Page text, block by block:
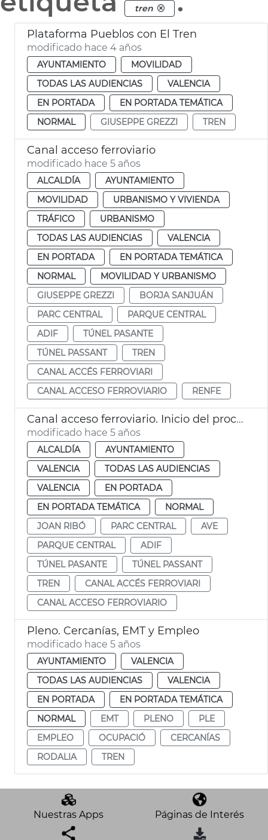
tren
Plataforma Pueblos con El Tren
modificado hace 4 años
AYUNTAMIENTO
MOVILIDAD
TODAS LAS AUDIENCIAS
VALENCIA
EN PORTADA
EN PORTADA TEMÁTICA
NORMAL
GIUSEPPE GREZZI TREN
Canal acceso ferroviario
modificado hace 5 años
ALCALDÍA
AYUNTAMIENTO
MOVILIDAD
URBANISMO Y VIVIENDA
TRÁFICO
URBANISMO
TODAS LAS AUDIENCIAS
VALENCIA
EN PORTADA
EN PORTADA TEMÁTICA
NORMAL
MOVILIDAD Y URBANISMO
GIUSEPPE GREZZI
BORJA SANJUÁN
PARC CENTRAL
PARQUE CENTRAL
ADIF
TÚNEL PASANTE
TÚNEL PASSANT
TREN
CANAL ACCÉS FERROVIARI
CANAL ACCESO FERROVIARIO
RENFE
Canal acceso ferroviario. Inicio del proceso
modificado hace 5 años
ALCALDÍA
AYUNTAMIENTO
VALENCIA
TODAS LAS AUDIENCIAS
VALENCIA
EN PORTADA
EN PORTADA TEMÁTICA
NORMAL
JOAN RIBÓ
PARC CENTRAL
AVE
PARQUE CENTRAL
ADIF
TÚNEL PASANTE
TÚNEL PASSANT
TREN
CANAL ACCÉS FERROVIARI
CANAL ACCESO FERROVIARIO
Pleno. Cercanías, EMT y Empleo
modificado hace 5 años
AYUNTAMIENTO
VALENCIA
TODAS LAS AUDIENCIAS
VALENCIA
EN PORTADA
EN PORTADA TEMÁTICA
NORMAL
EMT PLENO
PLE
EMPLEO
OCUPACIÓ
CERCANÍAS
RODALIA
TREN
Nuestras Apps Páginas de Interés